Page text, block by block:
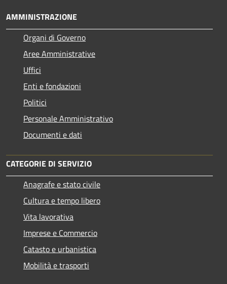
AMMINISTRAZIONE
Organi di Governo
Aree Amministrative
Uffici
Enti e fondazioni
Politici
Personale Amministrativo
Documenti e dati
CATEGORIE DI SERVIZIO
Anagrafe e stato civile
Cultura e tempo libero
Vita lavorativa
Imprese e Commercio
Catasto e urbanistica
Mobilità e trasporti